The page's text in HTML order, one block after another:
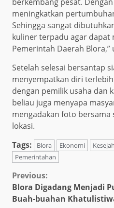
meningkatkan
Sehingga sangat
kuliner terpadu agar dapat
Pemerintah Daerah Blora,”
Setelah selesai bersantap
menyempatkan diri
dengan pemilik usaha dan
beliau juga menyapa
mengadakan foto bersama
lokasi.
Tags:
Blora Ekonomi
Pemerintahan
Continue
Reading
Previous:
Blora Digadang Menjadi
Buah-buahan